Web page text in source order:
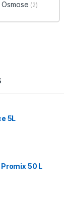
(2)
5L
50 L